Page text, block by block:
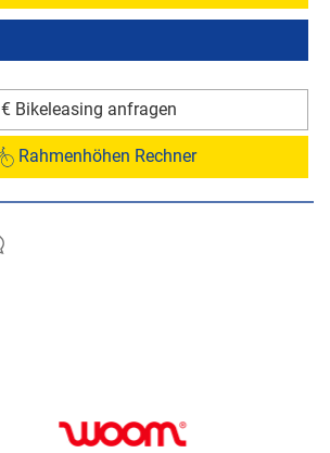
€ Bikeleasing anfragen
Rahmenhöhen Rechner